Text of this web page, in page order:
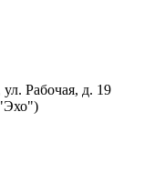
Рабочая, д. 19